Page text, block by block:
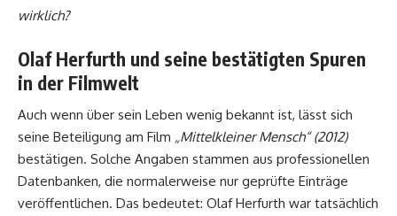
wirklich?
Olaf Herfurth und seine bestätigten Spuren
in der Filmwelt
Auch wenn über sein Leben wenig bekannt ist, lässt sich
seine Beteiligung am Film „Mittelkleiner Mensch“ (2012)
bestätigen. Solche Angaben stammen aus professionellen
Datenbanken, die normalerweise nur geprüfte Einträge
veröffentlichen. Das bedeutet: Olaf Herfurth war tatsächlich